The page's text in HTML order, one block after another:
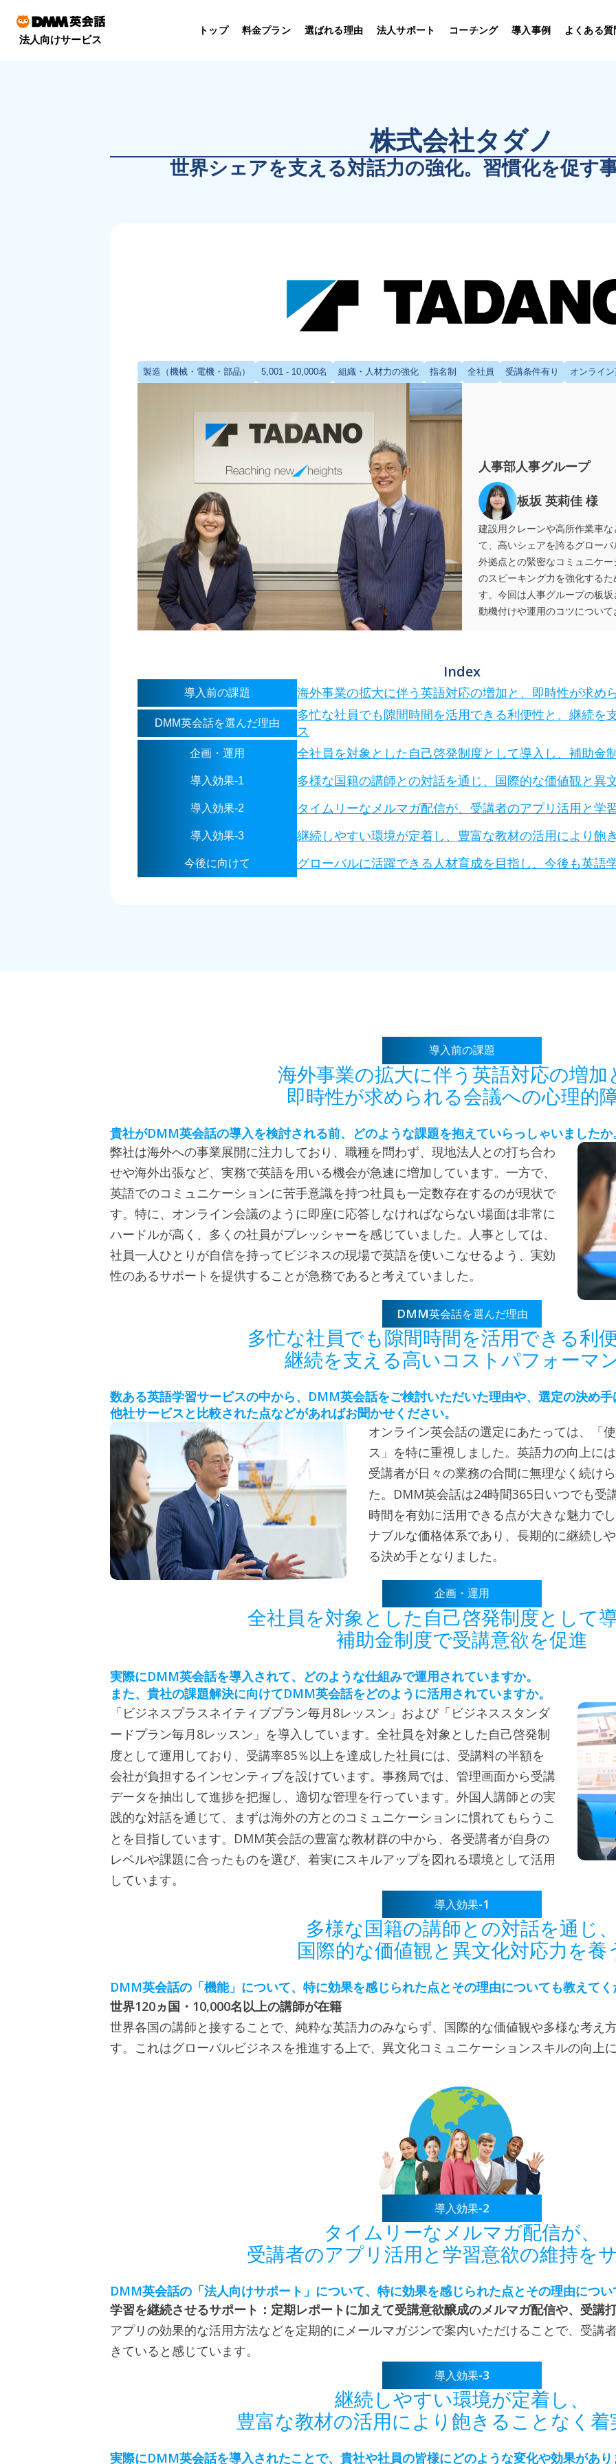
法人向けサービス
トップ 料金プラン 選ばれる理由 法人サポート コーチング 導入事例 よくある質
株式会社タダノ
世界シェアを支える対話力の強化。習慣化を促す
製造（機械・電機・部品） 5,001 - 10,000名 組織・人材力の強化 指名制 全社員 受講条件有り オンライ
人事部人事グループ
板坂 英莉佳 様
建設用クレーンや高所作業車な
て、高いシェアを誇るグロー
外拠点との緊密なコミュニケ
のスピーキング力を強化するた
す。今回は人事グループの板
動機付けや運用のコツについ
Index
導入前の課題 海外事業の拡大に伴う英語対応の増加と、即時性が求め
DMM英会話を選んだ理由
多忙な社員でも隙間時間を活用できる利便性と、継続を
ス
企画・運用 全社員を対象とした自己啓発制度として導入し、補助金
導入効果-1 多様な国籍の講師との対話を通じ、国際的な価値観と異
導入効果-2 タイムリーなメルマガ配信が、受講者のアプリ活用と学
導入効果-3 継続しやすい環境が定着し、豊富な教材の活用により飽
今後に向けて グローバルに活躍できる人材育成を目指し、今後も英語
導入前の課題
海外事業の拡大に伴う英語対応の増加
即時性が求められる会議への心理的
貴社がDMM英会話の導入を検討される前、どのような課題を抱えていらっしゃいましたか
弊社は海外への事業展開に注力しており、職種を問わず、現地法人との打ち合わ
せや海外出張など、実務で英語を用いる機会が急速に増加しています。一方で、
英語でのコミュニケーションに苦手意識を持つ社員も一定数存在するのが現状で
す。特に、オンライン会議のように即座に応答しなければならない場面は非常に
ハードルが高く、多くの社員がプレッシャーを感じていました。人事としては、
社員一人ひとりが自信を持ってビジネスの現場で英語を使いこなせるよう、実効
性のあるサポートを提供することが急務であると考えていました。
DMM英会話を選んだ理由
多忙な社員でも隙間時間を活用できる利
継続を支える高いコストパフォーマ
数ある英語学習サービスの中から、 DMM英会話をご検討いただいた理由や、選定の決め
他社サービスと比較された点などがあればお聞かせください。
オンライン英会話の選定にあたっては、「
ス」を特に重視しました。英語力の向上に
受講者が日々の業務の合間に無理なく続け
た。 DMM英会話は24時間365 日いつでも受
時間を有効に活用できる点が大きな魅力で
ナブルな価格体系であり、長期的に継続し
る決め手となりました。
企画・運用
全社員を対象とした自己啓発制度として
補助金制度で受講意欲を促進
実際にDMM英会話を導入されて、どのような仕組みで運用されていますか。
また、貴社の課題解決に向けてDMM英会話をどのように活用されていますか。
「ビジネスプラスネイティブプラン毎月 8レッスン」および「ビジネススタンダ
ードプラン毎月 8レッスン」を導入しています。全社員を対象とした自己啓発制
度として運用しており、受講率85％以上を達成した社員には、受講料の半額を
会社が負担するインセンティブを設けています。事務局では、管理画面から受講
データを抽出して進捗を把握し、適切な管理を行っています。外国人講師との実
践的な対話を通じて、まずは海外の方とのコミュニケーションに慣れてもらうこ
とを目指しています。 DMM英会話の豊富な教材群の中から、各受講者が自身の
レベルや課題に合ったものを選び、着実にスキルアップを図れる環境として活用
しています。
導入効果-1
多様な国籍の講師との対話を通じ
国際的な価値観と異文化対応力を養
DMM英会話の「機能」について、特に効果を感じられた点とその理由についても教えてく
世界120ヵ国・ 10,000名以上の講師が在籍
世界各国の講師と接することで、純粋な英語力のみならず、国際的な価値観や多様な考え
す。これはグローバルビジネスを推進する上で、異文化コミュニケーションスキルの向上
導入効果-2
タイムリーなメルマガ配信が、
受講者のアプリ活用と学習意欲の維持を
DMM英会話の「法人向けサポート」について、特に効果を感じられた点とその理由につ
学習を継続させるサポート：定期レポートに加えて受講意欲醸成のメルマガ配信や、受講
アプリの効果的な活用方法などを定期的にメールマガジンで案内いただけることで、受講
きていると感じています。
導入効果-3
継続しやすい環境が定着し、
豊富な教材の活用により飽きることなく着
実際にDMM英会話を導入されたことで、貴社や社員の皆様にどのような変化や効果があ